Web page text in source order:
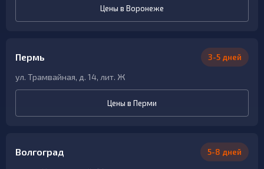
Цены в Воронеже
Пермь 3-5 дней
ул. Трамвайная, д. 14, лит. Ж
Цены в Перми
Волгоград 5-8 дней